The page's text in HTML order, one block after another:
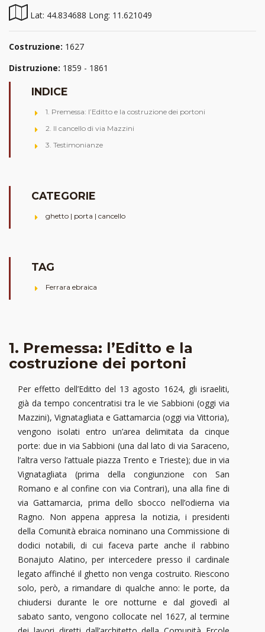
Lat: 44.834688 Long: 11.621049
Costruzione: 1627
Distruzione: 1859 - 1861
INDICE
1. Premessa: l’Editto e la costruzione dei portoni
2. Il cancello di via Mazzini
3. Testimonianze
CATEGORIE
ghetto | porta | cancello
TAG
Ferrara ebraica
1. Premessa: l’Editto e la
costruzione dei portoni
Per effetto dell’Editto del 13 agosto 1624, gli israeliti,
già da tempo concentratisi tra le vie Sabbioni (oggi via
Mazzini), Vignatagliata e Gattamarcia (oggi via Vittoria),
vengono isolati entro un’area delimitata da cinque
porte: due in via Sabbioni (una dal lato di via Saraceno,
l’altra verso l’attuale piazza Trento e Trieste); due in via
Vignatagliata (prima della congiunzione con San
Romano e al confine con via Contrari), una alla fine di
via Gattamarcia, prima dello sbocco nell’odierna via
Ragno. Non appena appresa la notizia, i presidenti
della Comunità ebraica nominano una Commissione di
dodici notabili, di cui faceva parte anche il rabbino
Bonajuto Alatino, per intercedere presso il cardinale
legato affinché il ghetto non venga costruito. Riescono
solo, però, a rimandare di qualche anno: le porte, da
chiudersi durante le ore notturne e dal giovedì al
sabato santo, vengono collocate nel 1627, al termine